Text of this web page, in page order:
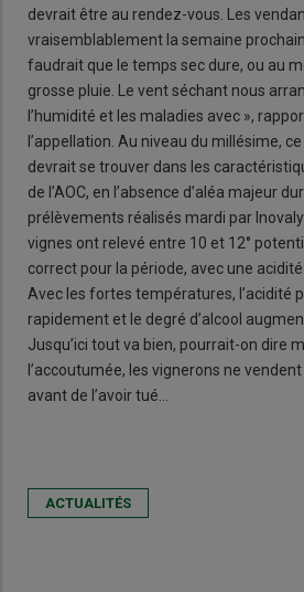
devrait être au rendez-vous. Les
vraisemblablement la semaine
faudrait que le temps sec dure, ou au
grosse pluie. Le vent séchant nous
l’humidité et les maladies avec »,
l’appellation. Au niveau du millésime,
devrait se trouver dans les
de l’AOC, en l’absence d’aléa majeur
prélèvements réalisés mardi par
vignes ont relevé entre 10 et 12°
correct pour la période, avec une
Avec les fortes températures, l’acidité
rapidement et le degré d’alcool
Jusqu’ici tout va bien, pourrait-on dire
l’accoutumée, les vignerons ne vendent
avant de l’avoir tué…
ACTUALITÉS